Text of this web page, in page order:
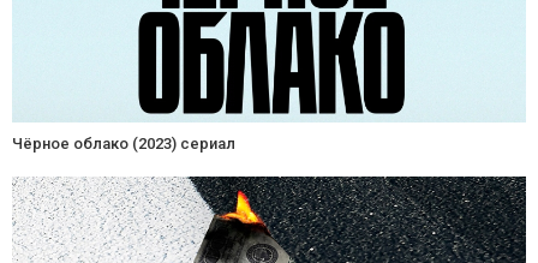
Чёрное облако (2023) сериал